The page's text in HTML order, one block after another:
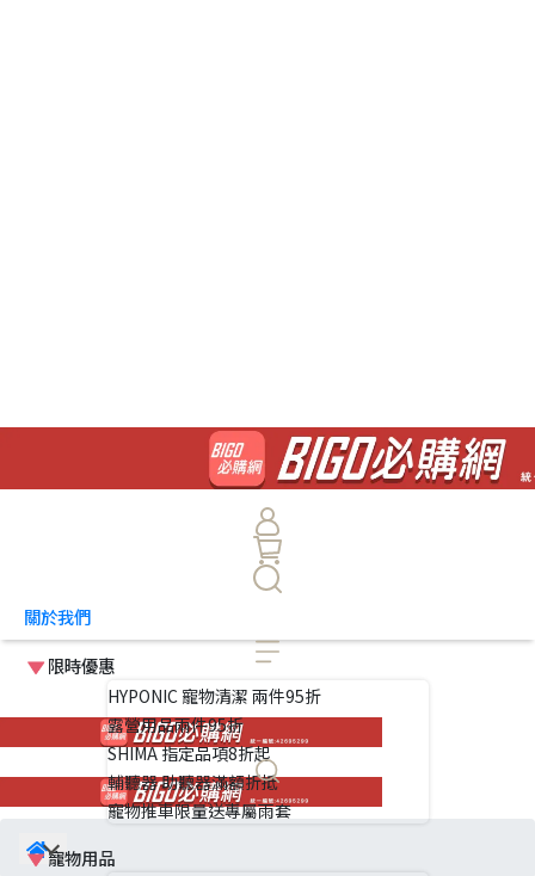
關於我們
限時優惠
HYPONIC 寵物清潔 兩件95折
露營用品兩件95折
SHIMA 指定品項8折起
輔聽器 助聽器滿額折抵
寵物推車限量送專屬雨套
寵物用品